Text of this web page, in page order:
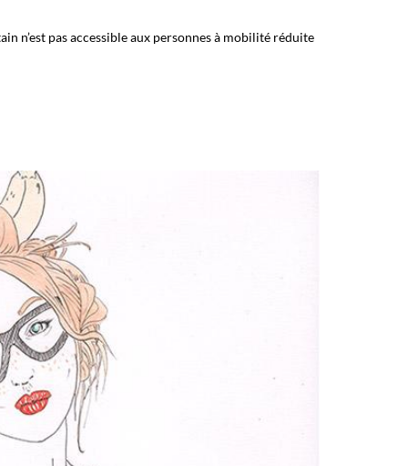
n’est pas accessible aux personnes à mobilité réduite